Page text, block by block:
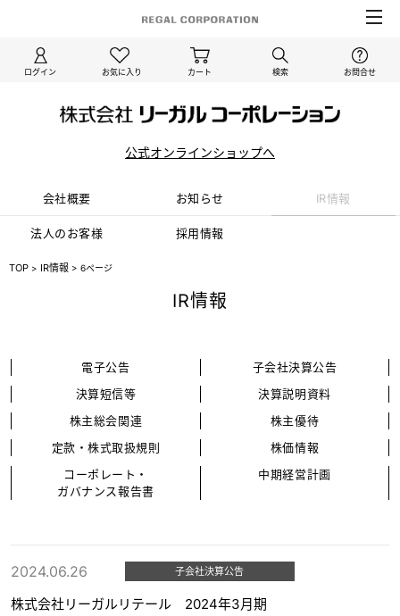
ログイン お気に入り カート 検索 お問合せ
公式オンラインショップへ
会社概要 お知らせ IR情報
法⼈のお客様 採⽤情報
TOP > IR情報 > 6ページ
IR情報
電子公告
子会社決算公告
決算短信等
決算説明資料
株主総会関連
株主優待
定款・株式取扱規則
株価情報
コーポレート・
ガバナンス報告書
中期経営計画
2024.06.26 子会社決算公告
株式会社リーガルリテール 2024年3月期